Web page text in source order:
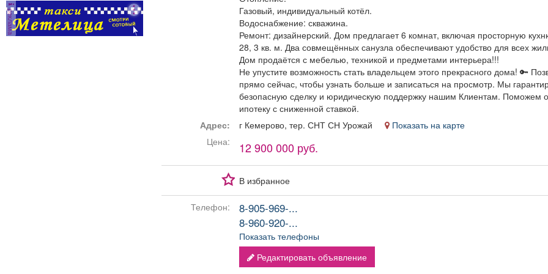
реклама
Газовый, индивидуальный котёл.
Водоснабжение: скважина.
Ремонт: дизайнерский. Дом предлагает 6 комнат, включая просторную
28, 3 кв. м. Два совмещённых санузла обеспечивают удобство для всех
Дом продаётся с мебелью, техникой и предметами интерьера!!!
Не упустите возможность стать владельцем этого прекрасного дома! 🔑
прямо сейчас, чтобы узнать больше и записаться на просмотр. Мы
безопасную сделку и юридическую поддержку нашим Клиентам. Поможем
ипотеку с сниженной ставкой.
Адрес:
г Кемерово, тер. СНТ СН Урожай
Показать на карте
Цена:
12 900 000 руб.
В избранное
Телефон:
8-905-969-...
8-960-920-...
Показать телефоны
Редактировать объявление